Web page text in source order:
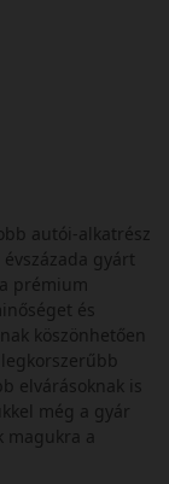
autói-alkatrész
gyárt
prémium
és
köszönhetően
elvárásoknak is
még a gyár
magukra a